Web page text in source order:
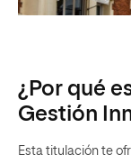
¿Por qué
Gestión
Esta titulación te